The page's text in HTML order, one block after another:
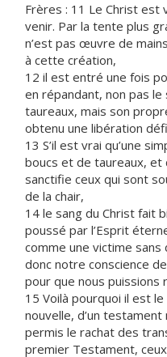
Frères : 11 Le Christ est
venir. Par la tente plus
n’est pas œuvre de
à cette création,
12 il est entré une fois
en répandant, non pas
taureaux, mais son
obtenu une libération
13 S’il est vrai qu’une
boucs et de taureaux, et
sanctifie ceux qui sont
de la chair,
14 le sang du Christ fait
poussé par l’Esprit
comme une victime
donc notre conscience
pour que nous puissions
15 Voilà pourquoi il est le
nouvelle, d’un
permis le rachat des
premier Testament,